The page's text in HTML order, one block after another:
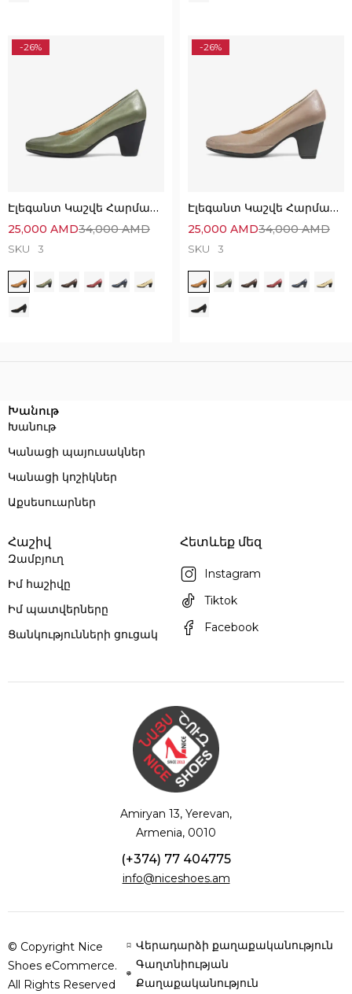
-26%
Էլեգանտ Կաշվե Հարմարավետ Կոշիկներ
34,000AMD
25,000 AMD
SKU 3
-26%
Էլեգանտ Կաշվե Հարմարավետ Կոշիկներ
34,000AMD
25,000 AMD
SKU 3
Խանութ
Խանութ
Կանացի պայուսակներ
Կանացի կոշիկներ
Աքսեսուարներ
Հաշիվ
Զամբյուղ
Իմ հաշիվը
Իմ պատվերները
Ցանկությունների ցուցակ
Հետևեք մեզ
Instagram
Tiktok
Facebook
Amiryan 13, Yerevan,
Armenia, 0010
(+374) 77 404775
info@niceshoes.am
© Copyright Nice
Shoes eCommerce.
All Rights Reserved
Վերադարձի քաղաքականություն
Գաղտնիության
Քաղաքականություն